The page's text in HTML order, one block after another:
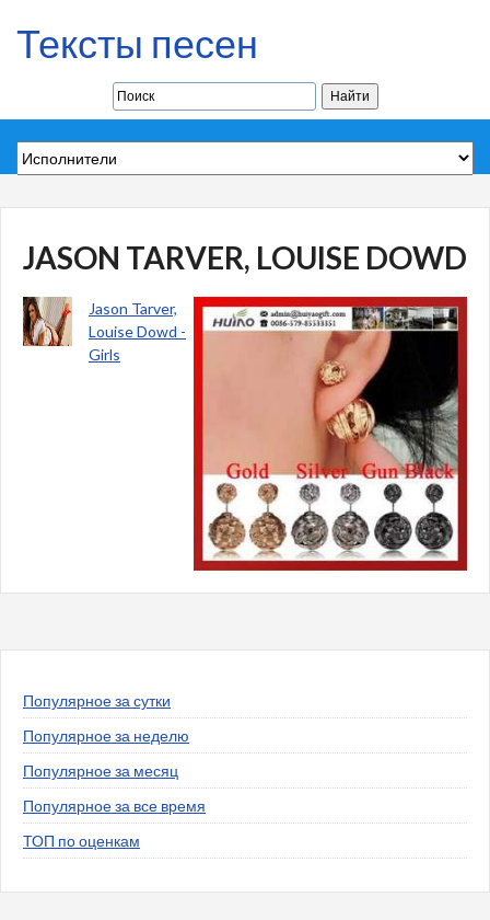
Тексты песен
JASON TARVER, LOUISE DOWD
Jason Tarver,
Louise Dowd -
Girls
Популярное за сутки
Популярное за неделю
Популярное за месяц
Популярное за все время
ТОП по оценкам